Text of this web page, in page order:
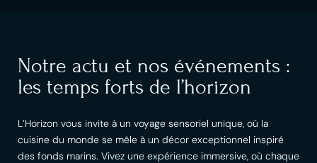
Notre actu et nos événements :
les temps forts de l’horizon
L’Horizon vous invite à un voyage sensoriel unique, où la
cuisine du monde se mêle à un décor exceptionnel inspiré
des fonds marins. Vivez une expérience immersive, où chaque